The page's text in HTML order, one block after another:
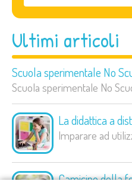
Ultimi articoli
Scuola sperimentale No
Scuola sperimentale No
La didattica a
Imparare ad
Camicino della